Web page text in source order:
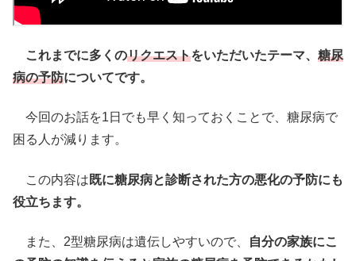
これまでに多くのリクエストをいただいたテーマ、 糖尿
病の予防についてです。
今回のお話を1日でも早く知っておくことで、糖尿病で
困る人が減ります。
この内容は 既に糖尿病と診断された方の悪化の予防にも
役立ちます。
また、2型糖尿病は遺伝しやすいので、
自分の家族にこ